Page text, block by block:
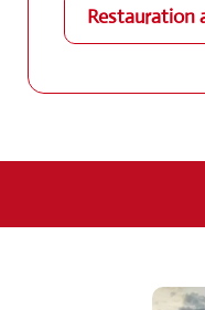
Restauration